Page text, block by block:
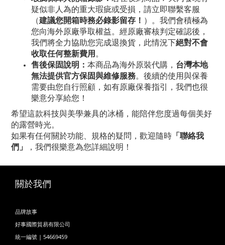
疑似非人為的重大瑕疵或受損，請立即聯繫客服
（建議您開箱時務必錄影留存！ ）。我們會積極為
您向海外原廠爭取權益。經原廠審核判定確認後，
我們將全力協助您完成退換貨，此情況下絕對不會
收取任何整新費用。
售後保固說明： 本商品為海外原裝代購， 台灣本地
無法提供官方保固與維修服務。後續的使用與保養
需要由您自行照顧，如有原廠保養指引，我們也很
樂意分享給您！
希望這款科技與美學兼具的冰桶，能陪伴您度過每個美好
的露營時光。
如果有任何關於功能、規格的疑問，歡迎隨時 「聯絡我
們」
，我們很樂意為您詳細說明！
關於我們
品牌故事
好事國際貿易有限公司
統一編號 | 54669459